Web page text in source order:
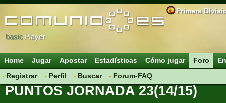
Primera
basicPlayer
Home Jugar Apostar Estadísticas Cómo jugar
Foro
Registrar
Perfil Buscar Forum-FAQ
PUNTOS JORNADA 23(14/15)